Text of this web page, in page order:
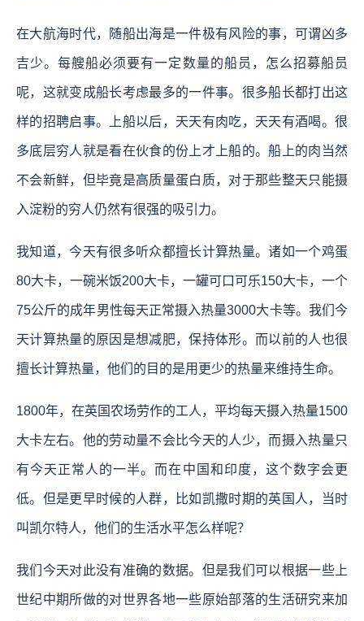
在大航海时代，随船出海是一件极有风险的事，可谓凶多
吉少。每艘船必须要有一定数量的船员，怎么招募船员
呢，这就变成船长考虑最多的一件事。很多船长都打出这
样的招聘启事。上船以后，天天有肉吃，天天有酒喝。很
多底层穷人就是看在伙食的份上才上船的。船上的肉当然
不会新鲜，但毕竟是高质量蛋白质，对于那些整天只能摄
入淀粉的穷人仍然有很强的吸引力。
我知道，今天有很多听众都擅长计算热量。诸如一个鸡蛋
80大卡，一碗米饭200大卡，一罐可口可乐150大卡，一个
75公斤的成年男性每天正常摄入热量3000大卡等。我们今
天计算热量的原因是想减肥，保持体形。而以前的人也很
擅长计算热量，他们的目的是用更少的热量来维持生命。
1800年，在英国农场劳作的工人，平均每天摄入热量1500
大卡左右。他的劳动量不会比今天的人少，而摄入热量只
有今天正常人的一半。而在中国和印度，这个数字会更
低。但是更早时候的人群，比如凯撒时期的英国人，当时
叫凯尔特人，他们的生活水平怎么样呢？
我们今天对此没有准确的数据。但是我们可以根据一些上
世纪中期所做的对世界各地一些原始部落的生活研究来加